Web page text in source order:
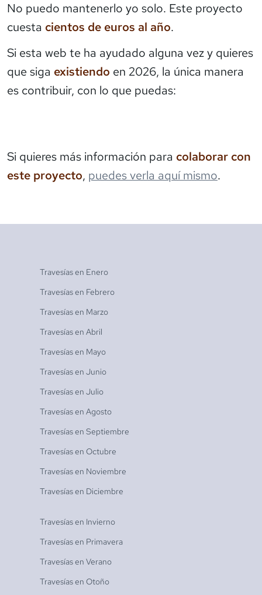
No puedo mantenerlo yo solo. Este proyecto
cuesta cientos de euros al año.
Si esta web te ha ayudado alguna vez y quieres
que siga existiendo en 2026, la única manera
es contribuir, con lo que puedas:
Si quieres más información para colaborar con
este proyecto, puedes verla aquí mismo.
Travesías en Enero
Travesías en Febrero
Travesías en Marzo
Travesías en Abril
Travesías en Mayo
Travesías en Junio
Travesías en Julio
Travesías en Agosto
Travesías en Septiembre
Travesías en Octubre
Travesías en Noviembre
Travesías en Diciembre
Travesías en Invierno
Travesías en Primavera
Travesías en Verano
Travesías en Otoño